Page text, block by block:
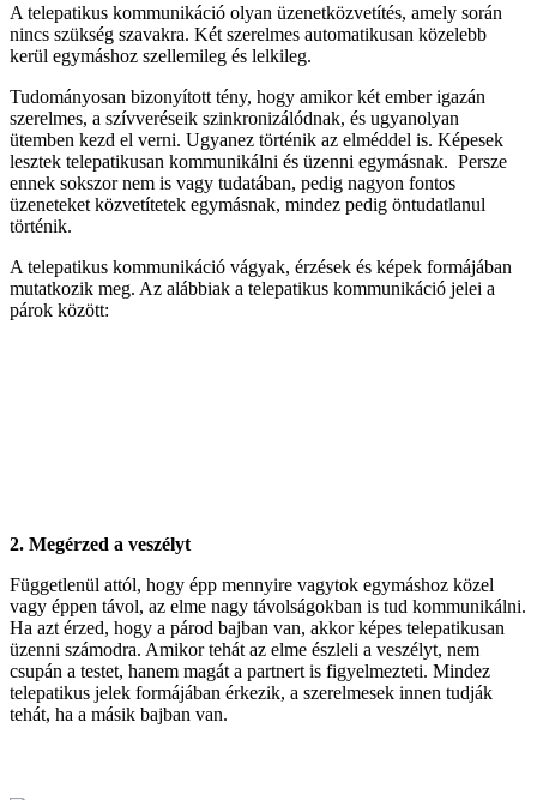
A telepatikus kommunikáció olyan üzenetközvetítés, amely során
nincs szükség szavakra. Két szerelmes automatikusan közelebb
kerül egymáshoz szellemileg és lelkileg.
Tudományosan bizonyított tény, hogy amikor két ember igazán
szerelmes, a szívveréseik szinkronizálódnak, és ugyanolyan
ütemben kezd el verni. Ugyanez történik az elméddel is. Képesek
lesztek telepatikusan kommunikálni és üzenni egymásnak. Persze
ennek sokszor nem is vagy tudatában, pedig nagyon fontos
üzeneteket közvetítetek egymásnak, mindez pedig öntudatlanul
történik.
A telepatikus kommunikáció vágyak, érzések és képek formájában
mutatkozik meg. Az alábbiak a telepatikus kommunikáció jelei a
párok között:
2. Megérzed a veszélyt
Függetlenül attól, hogy épp mennyire vagytok egymáshoz közel
vagy éppen távol, az elme nagy távolságokban is tud kommunikálni.
Ha azt érzed, hogy a párod bajban van, akkor képes telepatikusan
üzenni számodra. Amikor tehát az elme észleli a veszélyt, nem
csupán a testet, hanem magát a partnert is figyelmezteti. Mindez
telepatikus jelek formájában érkezik, a szerelmesek innen tudják
tehát, ha a másik bajban van.